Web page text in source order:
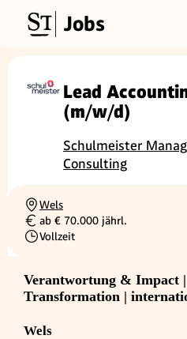
Jobs
Lead
(m/w/d)
Schulmeister
Consulting
Ortschaft
Wels
Gehalt
ab € 70.000 jährl.
Beschäftigungsart
Vollzeit
Verantwortung & Impact
Transformation |
Wels